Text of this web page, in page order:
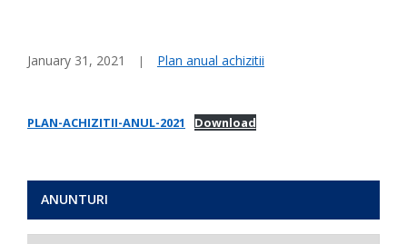
January 31, 2021 Plan anual achizitii
PLAN-ACHIZITII-ANUL-2021 Download
ANUNTURI